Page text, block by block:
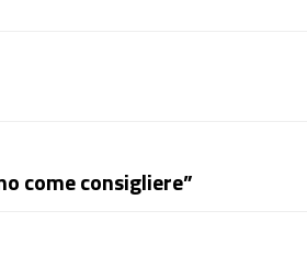
come consigliere”